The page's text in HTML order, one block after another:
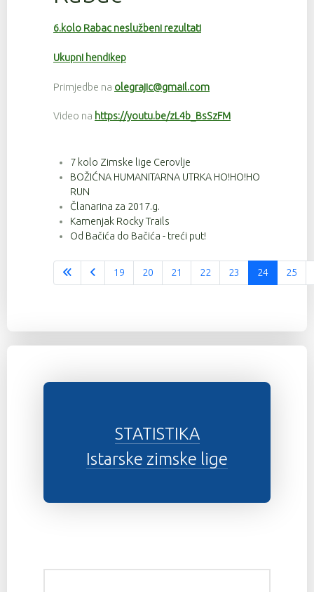
6.kolo Rabac neslužbeni rezultati
Ukupni hendikep
Primjedbe na olegrajic@gmail.com
Video na https://youtu.be/zL4b_BsSzFM
7 kolo Zimske lige Cerovlje
BOŽIĆNA HUMANITARNA UTRKA HO!HO!HO
RUN
Članarina za 2017.g.
Kamenjak Rocky Trails
Od Bačića do Bačića - treći put!
Stranica 24 od 37
19 20 21 22 23 24 25
STATISTIKA
Istarske zimske lige